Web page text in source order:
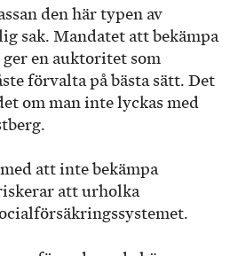
den här typen av
sak. Mandatet att bekämpa
en auktoritet som
förvalta på bästa sätt. Det
om man inte lyckas med
att inte bekämpa
att urholka